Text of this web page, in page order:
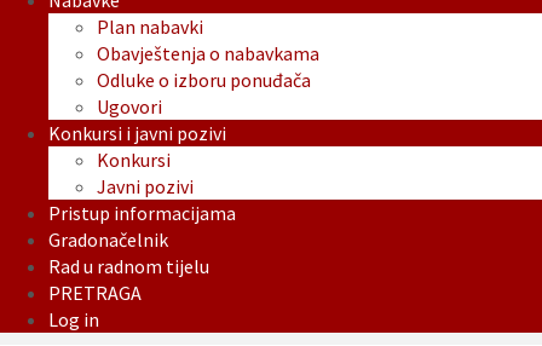
Plan nabavki
Obavještenja o nabavkama
Odluke o izboru ponuđača
Ugovori
Konkursi i javni pozivi
Konkursi
Javni pozivi
Pristup informacijama
Gradonačelnik
Rad u radnom tijelu
PRETRAGA
Log in